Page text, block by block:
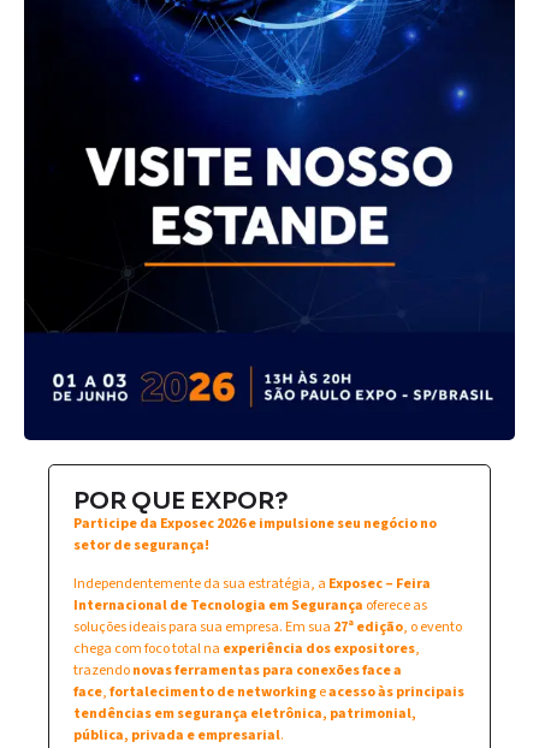
POR QUE EXPOR?
Participe da Exposec 2026 e impulsione seu negócio no
setor de segurança!
Independentemente da sua estratégia, a Exposec – Feira
Internacional de Tecnologia em Segurança oferece as
soluções ideais para sua empresa. Em sua 27ª edição, o evento
chega com foco total na experiência dos expositores,
trazendonovas ferramentas para conexões face a
face,fortalecimento de networkingeacesso às principais
tendências em segurança eletrônica, patrimonial,
pública, privada e empresarial.